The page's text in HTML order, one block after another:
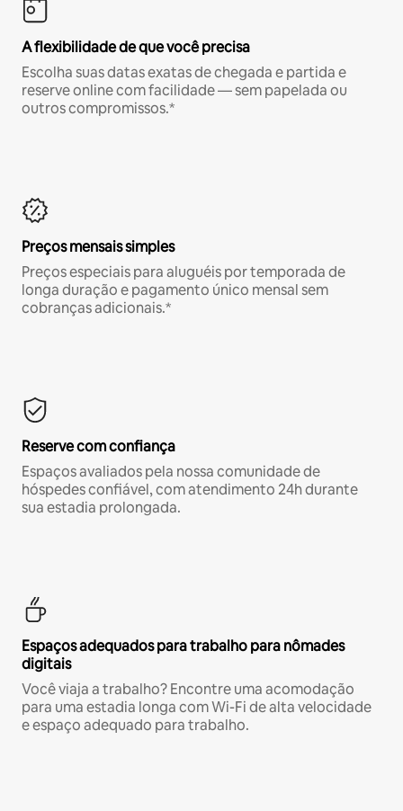
A flexibilidade de que você precisa
Escolha suas datas exatas de chegada e partida e
reserve online com facilidade — sem papelada ou
outros compromissos.*
Preços mensais simples
Preços especiais para aluguéis por temporada de
longa duração e pagamento único mensal sem
cobranças adicionais.*
Reserve com confiança
Espaços avaliados pela nossa comunidade de
hóspedes confiável, com atendimento 24h durante
sua estadia prolongada.
Espaços adequados para trabalho para nômades
digitais
Você viaja a trabalho? Encontre uma acomodação
para uma estadia longa com Wi-Fi de alta velocidade
e espaço adequado para trabalho.